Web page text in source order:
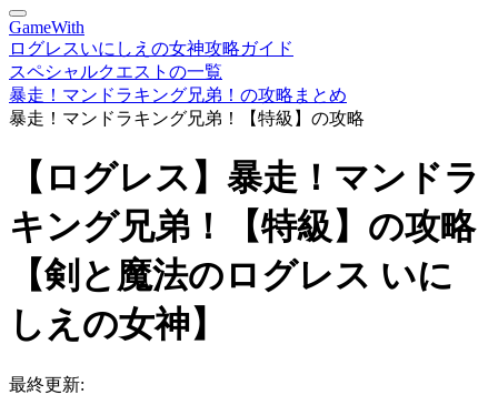
GameWith
ログレスいにしえの女神攻略ガイド
スペシャルクエストの一覧
暴走！マンドラキング兄弟！の攻略まとめ
暴走！マンドラキング兄弟！【特級】の攻略
【ログレス】暴走！マンドラ
キング兄弟！【特級】の攻略
【剣と魔法のログレス いに
しえの女神】
最終更新: